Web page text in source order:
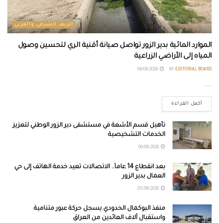
الريف الشرقي والغربي
الموارد المائية بدير الزور تواصل صيانة أقنية الري لتحسين وصول
المياه إلى الأراضي الزراعية
BY EDITORIAL BOARD
...
أكمل القراءة
تأهيل قسم الأشعة في مستشفى دير الزور الوطني لتعزيز
الخدمات التشخيصية
بعد انقطاع 14 عاماً.. الاتصالات تعيد خدمة الهاتف إلى حي
العمال بدير الزور
منفذ البوكمال الحدودي يسجل حركة عبور متنامية
واستقبال آلاف العائدين من العراق